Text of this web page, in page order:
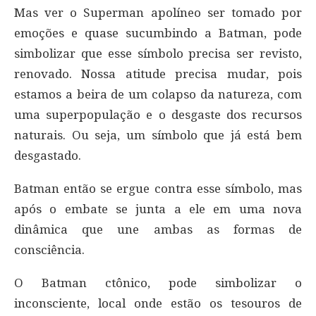
Mas ver o Superman apolíneo ser tomado por
emoções e quase sucumbindo a Batman, pode
simbolizar que esse símbolo precisa ser revisto,
renovado. Nossa atitude precisa mudar, pois
estamos a beira de um colapso da natureza, com
uma superpopulação e o desgaste dos recursos
naturais. Ou seja, um símbolo que já está bem
desgastado.
Batman então se ergue contra esse símbolo, mas
após o embate se junta a ele em uma nova
dinâmica que une ambas as formas de
consciência.
O Batman ctônico, pode simbolizar o
inconsciente, local onde estão os tesouros de